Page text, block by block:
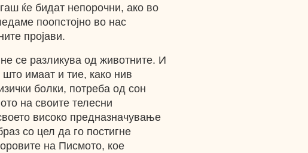
ќе бидат непорочни, ако во
поопстојно во нас
пројави.
се разликува од животните. И
што имаат и тие, како нив
болки, потреба од сон
на своите телесни
високо предназначување
со цел да го постигне
на Писмото, кое